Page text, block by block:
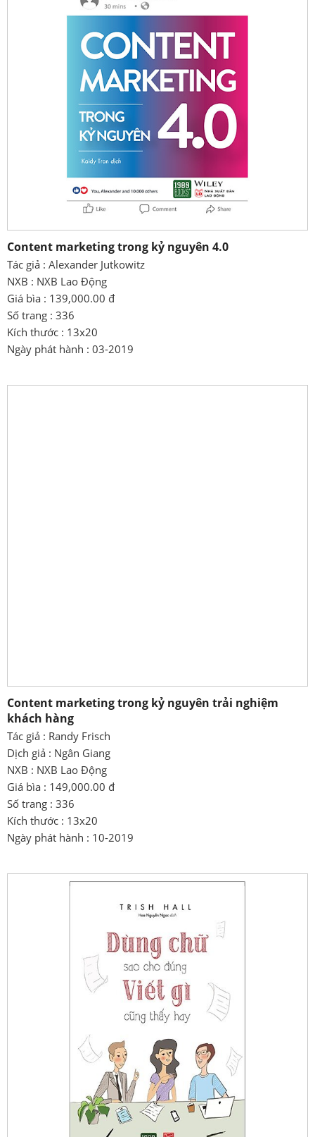
Content marketing trong kỷ nguyên 4.0
Tác giả : Alexander Jutkowitz
NXB : NXB Lao Động
Giá bìa : 139,000.00 đ
Số trang : 336
Kích thước : 13x20
Ngày phát hành : 03-2019
Content marketing trong kỷ nguyên trải nghiệm
khách hàng
Tác giả : Randy Frisch
Dịch giả : Ngân Giang
NXB : NXB Lao Động
Giá bìa : 149,000.00 đ
Số trang : 336
Kích thước : 13x20
Ngày phát hành : 10-2019